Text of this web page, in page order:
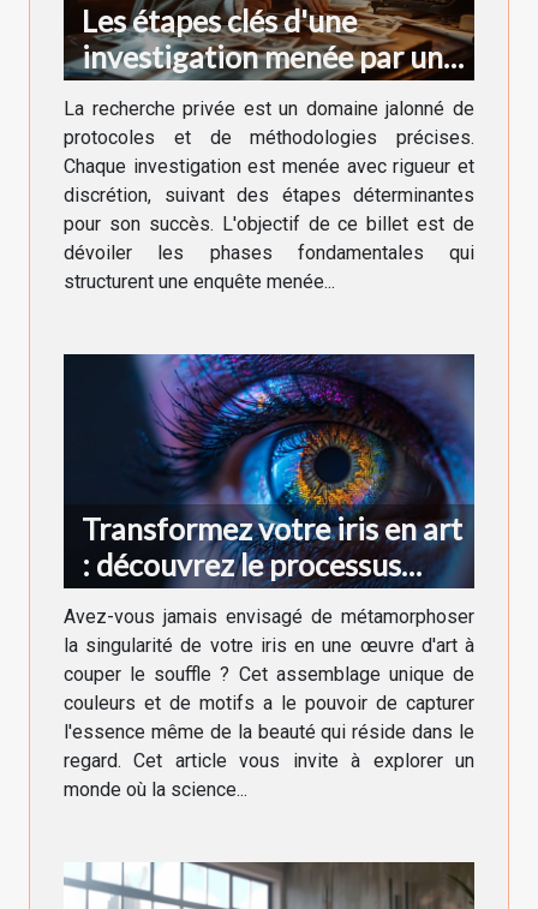
Les étapes clés d'une
investigation menée par un
professionnel de la
recherche privée
La recherche privée est un domaine jalonné de
protocoles et de méthodologies précises.
Chaque investigation est menée avec rigueur et
discrétion, suivant des étapes déterminantes
pour son succès. L'objectif de ce billet est de
dévoiler les phases fondamentales qui
structurent une enquête menée...
Transformez votre iris en art
: découvrez le processus
créatif
Avez-vous jamais envisagé de métamorphoser
la singularité de votre iris en une œuvre d'art à
couper le souffle ? Cet assemblage unique de
couleurs et de motifs a le pouvoir de capturer
l'essence même de la beauté qui réside dans le
regard. Cet article vous invite à explorer un
monde où la science...